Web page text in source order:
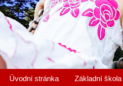
Úvodní stránka Základní škola